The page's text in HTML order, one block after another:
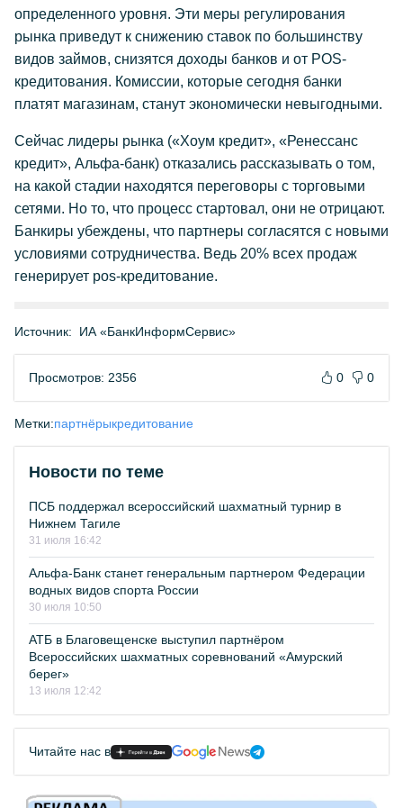
определенного уровня. Эти меры регулирования
рынка приведут к снижению ставок по большинству
видов займов, снизятся доходы банков и от POS-
кредитования. Комиссии, которые сегодня банки
платят магазинам, станут экономически невыгодными.
Сейчас лидеры рынка («Хоум кредит», «Ренессанс
кредит», Альфа-банк) отказались рассказывать о том,
на какой стадии находятся переговоры с торговыми
сетями. Но то, что процесс стартовал, они не отрицают.
Банкиры убеждены, что партнеры согласятся с новыми
условиями сотрудничества. Ведь 20% всех продаж
генерирует pos-кредитование.
Источник: ИА «БанкИнформСервис»
Просмотров: 2356 0 0
Метки:партнёрыкредитование
Новости по теме
ПСБ поддержал всероссийский шахматный турнир в
Нижнем Тагиле
31 июля 16:42
Альфа-Банк станет генеральным партнером Федерации
водных видов спорта России
30 июля 10:50
АТБ в Благовещенске выступил партнёром
Всероссийских шахматных соревнований «Амурский
берег»
13 июля 12:42
Читайте нас в